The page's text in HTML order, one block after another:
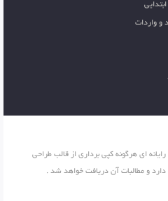
و واردات
جرائم رایانه ای هرگونه کپی برداری از قالب طراحی
و مطالبات آن دریافت خواهد شد .